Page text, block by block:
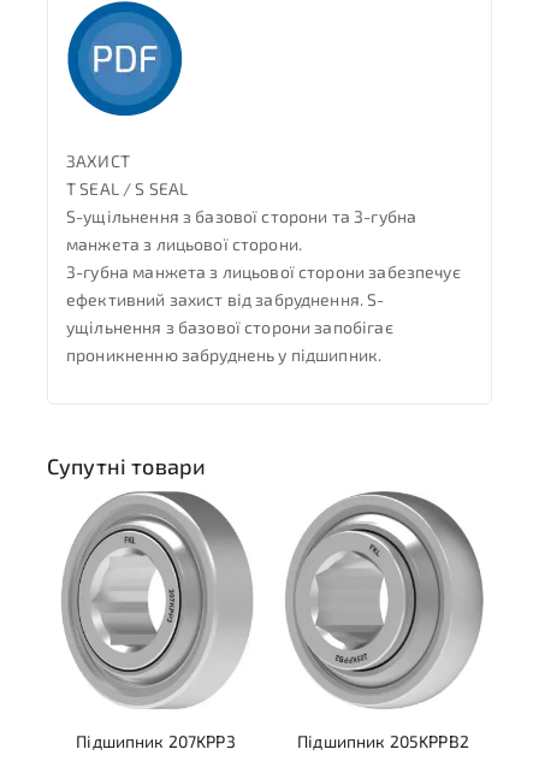
ЗАХИСТ
T SEAL / S SEAL
S-ущільнення з базової сторони та 3-губна
манжета з лицьової сторони.
3-губна манжета з лицьової сторони забезпечує
ефективний захист від забруднення. S-
ущільнення з базової сторони запобігає
проникненню забруднень у підшипник.
Супутні товари
Підшипник 207KPP3 Підшипник 205KPPB2